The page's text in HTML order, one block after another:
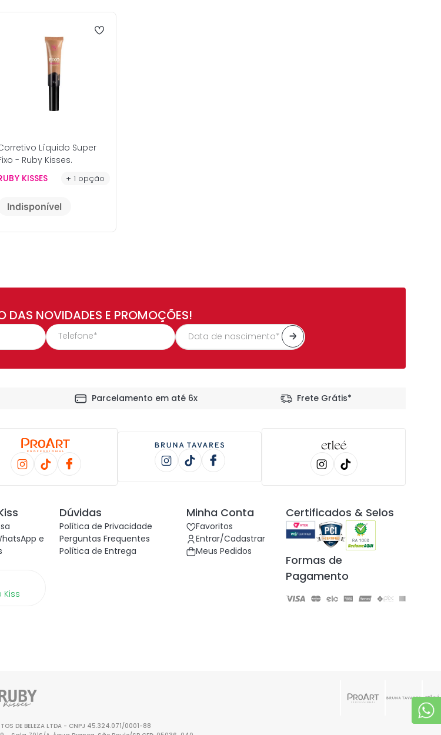
Líquido Super
- Ruby Kisses.
KISSES
+1 opção
Indisponível
DAS NOVIDADES E PROMOÇÕES!
Parcelamento em até 6x Frete Grátis*
e
Dúvidas
Política de Privacidade
Perguntas Frequentes
Política de Entrega
Minha Conta
Favoritos
Entrar/Cadastrar
Meus Pedidos
Certificados & Selos
Formas de
Pagamento
DE BELEZA LTDA - CNPJ 45.324.071/0001-88